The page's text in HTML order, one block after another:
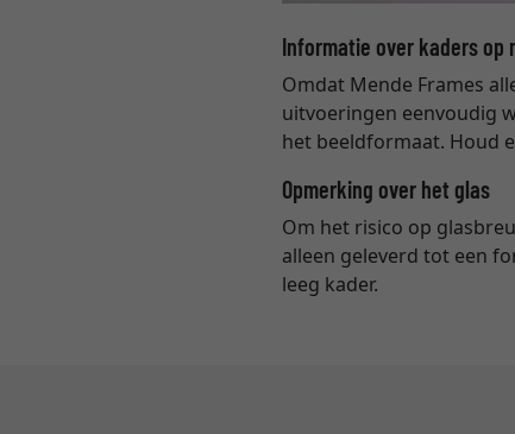
Informatie over kaders op
Omdat Mende Frames
uitvoeringen eenvoudig
het beeldformaat. Houd
Opmerking over het glas
Om het risico op
alleen geleverd tot een
leeg kader.